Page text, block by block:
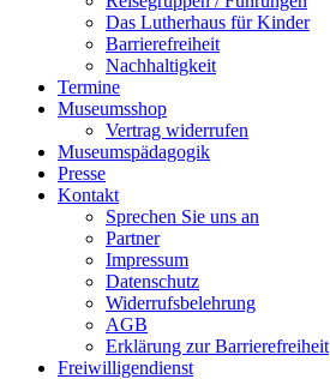
Das Lutherhaus für Kinder
Barrierefreiheit
Nachhaltigkeit
Termine
Museumsshop
Vertrag widerrufen
Museumspädagogik
Presse
Kontakt
Sprechen Sie uns an
Partner
Impressum
Datenschutz
Widerrufsbelehrung
AGB
Erklärung zur Barrierefreiheit
Freiwilligendienst